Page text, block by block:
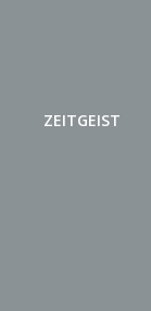
ZEITGEIST